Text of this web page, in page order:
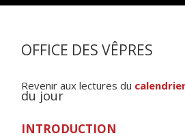
OFFICE DES VÊPRES
Revenir aux lectures du
du jour
INTRODUCTION